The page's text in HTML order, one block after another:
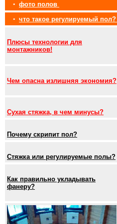
• фото полов
• что такое регулируемый пол?
Плюсы технологии для
монтажников!
Чем опасна излишняя экономия?
Сухая стяжка, в чем минусы?
Почему скрипит пол?
Стяжка или регулируемые полы?
Как правильно укладывать
фанеру?